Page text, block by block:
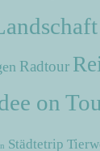
Radtour
on
Städtetrip